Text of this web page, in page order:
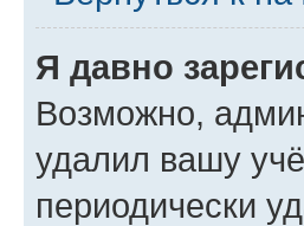
Я давно
Возможно,
удалил вашу
периодически